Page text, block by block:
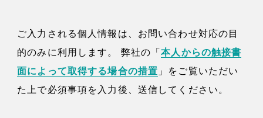
ご入力される個人情報は、お問い合わせ対応の目
的のみに利用します。 弊社の「本人からの触接書
面によって取得する場合の措置 」をご覧いただい
た上で必須事項を入力後、送信してください。